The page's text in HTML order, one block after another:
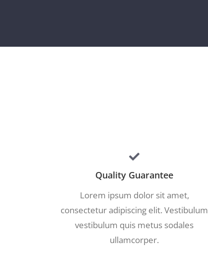
Quality Guarantee
Lorem ipsum dolor sit amet,
consectetur adipiscing elit. Vestibulum
vestibulum quis metus sodales
ullamcorper.